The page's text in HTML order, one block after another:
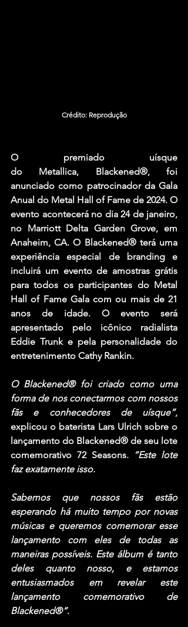
Crédito: Reprodução
O premiado uísque
do Metallica, Blackened®, foi
anunciado como patrocinador da Gala
Anual do Metal Hall of Fame de 2024. O
evento acontecerá no dia 24 de janeiro,
no Marriott Delta Garden Grove, em
Anaheim, CA. O Blackened® terá uma
experiência especial de branding e
incluirá um evento de amostras grátis
para todos os participantes do Metal
Hall of Fame Gala com ou mais de 21
anos de idade. O evento será
Eddie Trunk e pela personalidade do
entretenimento Cathy Rankin.
O Blackened® foi criado como uma
forma de nos conectarmos com nossos
fãs e conhecedores de uísque”,
explicou o baterista Lars Ulrich sobre o
lançamento do Blackened® de seu lote
comemorativo 72 Seasons. “Este lote
faz exatamente isso.
Sabemos que nossos fãs estão
esperando há muito tempo por novas
músicas e queremos comemorar esse
lançamento com eles de todas as
maneiras possíveis. Este álbum é tanto
deles quanto nosso, e estamos
entusiasmados em revelar este
lançamento comemorativo de
Blackened®“.